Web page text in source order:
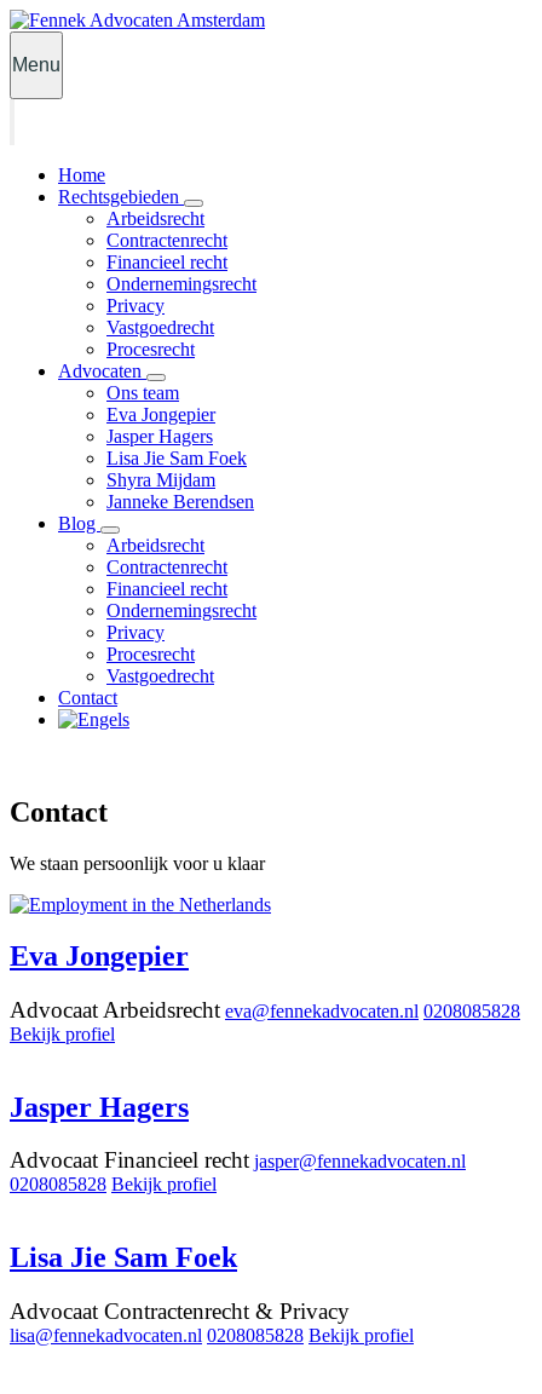
Menu
Home
Rechtsgebieden
Arbeidsrecht
Contractenrecht
Financieel recht
Ondernemingsrecht
Privacy
Vastgoedrecht
Procesrecht
Advocaten
Ons team
Eva Jongepier
Jasper Hagers
Lisa Jie Sam Foek
Shyra Mijdam
Janneke Berendsen
Blog
Arbeidsrecht
Contractenrecht
Financieel recht
Ondernemingsrecht
Privacy
Procesrecht
Vastgoedrecht
Contact
Contact
We staan persoonlijk voor u klaar
Eva Jongepier
Advocaat Arbeidsrecht eva@fennekadvocaten.nl 0208085828
Bekijk profiel
Jasper Hagers
Advocaat Financieel recht jasper@fennekadvocaten.nl
0208085828 Bekijk profiel
Lisa Jie Sam Foek
Advocaat Contractenrecht & Privacy
lisa@fennekadvocaten.nl 0208085828 Bekijk profiel